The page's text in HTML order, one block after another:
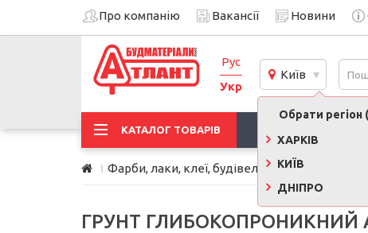
Про компанію Вакансії Новини
Рус
Укр
Київ
Обрати регіон
ХАРКІВ
КИЇВ
ДНІПРО
КАТАЛОГ ТОВАРІВ
Фарби, лаки, клеї, будівельна хімія
ГРУНТ ГЛИБОКОПРОНИКНИЙ